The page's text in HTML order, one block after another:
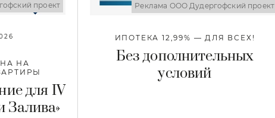
проект
НА
для IV
Реклама ООО Дудергофский проект
ИПОТЕКА 12,99% — ДЛЯ ВСЕХ!
Без дополнительных
условий